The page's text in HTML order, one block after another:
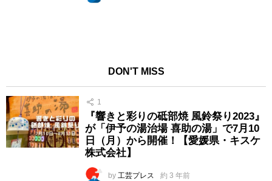
DON'T MISS
1
『響きと彩りの砥部焼 風鈴祭り2023』
が「伊予の湯治場 喜助の湯」で7月10
日（月）から開催！【愛媛県・キスケ
株式会社】
by 工芸プレス 約 3 年前